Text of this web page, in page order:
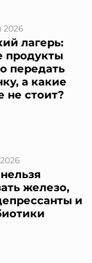
2026
лагерь:
продукты
передать
а какие
не стоит?
железо,
и
*